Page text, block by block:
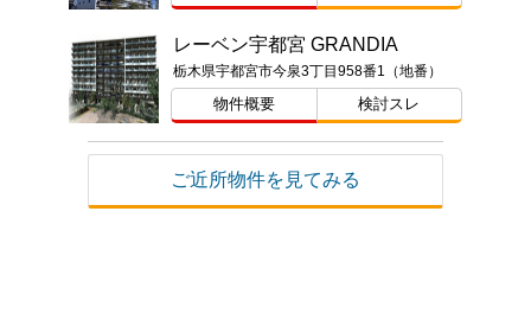
レーベン宇都宮 GRANDIA
栃木県宇都宮市今泉3丁目958番1（地番）
物件概要 検討スレ
ご近所物件を見てみる